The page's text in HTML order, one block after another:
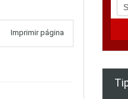
Imprimir página